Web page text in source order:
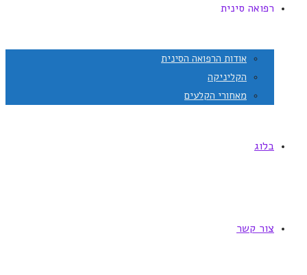
רפואה סינית
אודות הרפואה הסינית
הקליניקה
מאחורי הקלעים
בלוג
צור קשר